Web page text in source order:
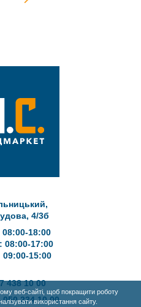
веб-сайті, щоб покращити роботу
використання сайту.
4/3б
08:00-18:00
08:00-17:00
09:00-15:00
438 10 00
050 234 10 00